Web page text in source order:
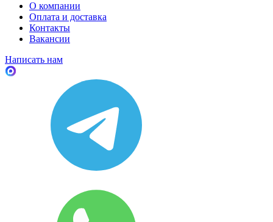
О компании
Оплата и доставка
Контакты
Вакансии
Написать нам